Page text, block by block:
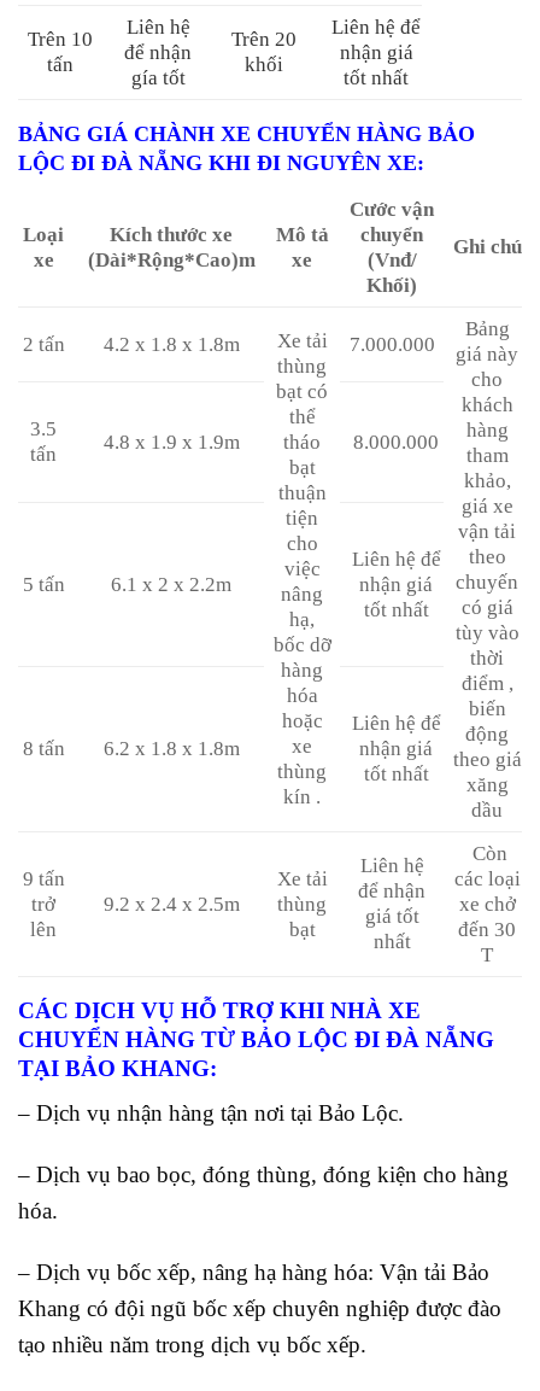
Trên 10
tấn
Liên hệ
để nhận
gía tốt
Trên 20
khối
Liên hệ để
nhận giá
tốt nhất
BẢNG GIÁ CHÀNH XE CHUYỂN HÀNG BẢO
LỘC ĐI ĐÀ NẴNG KHI ĐI NGUYÊN XE:
Loại
xe
Kích thước xe
(Dài*Rộng*Cao)m
Mô tả
xe
Cước vận
chuyển
(Vnđ/
Khối)
Ghi chú
2 tấn 4.2 x 1.8 x 1.8m
Xe tải
thùng
bạt có
thể
tháo
bạt
thuận
tiện
cho
việc
nâng
hạ,
bốc dỡ
hàng
hóa
hoặc
xe
thùng
kín .
7.000.000
Bảng
giá này
cho
khách
hàng
tham
khảo,
giá xe
vận tải
theo
chuyến
có giá
tùy vào
thời
điểm ,
biến
động
theo giá
xăng
dầu
3.5
tấn
4.8 x 1.9 x 1.9m 8.000.000
5 tấn 6.1 x 2 x 2.2m
Liên hệ để
nhận giá
tốt nhất
8 tấn 6.2 x 1.8 x 1.8m
Liên hệ để
nhận giá
tốt nhất
9 tấn
trở
lên
9.2 x 2.4 x 2.5m
Xe tải
thùng
bạt
Liên hệ
để nhận
giá tốt
nhất
Còn
các loại
xe chở
đến 30
T
CÁC DỊCH VỤ HỖ TRỢ KHI NHÀ XE
CHUYỂN HÀNG TỪ BẢO LỘC ĐI ĐÀ NẴNG
TẠI BẢO KHANG:
– Dịch vụ nhận hàng tận nơi tại Bảo Lộc.
– Dịch vụ bao bọc, đóng thùng, đóng kiện cho hàng
hóa.
– Dịch vụ bốc xếp, nâng hạ hàng hóa: Vận tải Bảo
Khang có đội ngũ bốc xếp chuyên nghiệp được đào
tạo nhiều năm trong dịch vụ bốc xếp.